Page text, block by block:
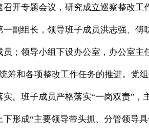
开专题会议，研究成立巡察整改
副组长，领导班子成员洪志强、
；领导小组下设办公室，办公室
筹和各项整改工作任务的推进。党
。班子成员严格落实“一岗双责”
形成“主要领导带头抓、分管领导